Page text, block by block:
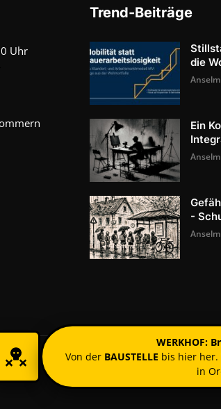
Uhr
Trend-Beiträge
die
Ein
-
WERKHOF:
Von der BAUSTELLE bis hier
in